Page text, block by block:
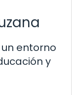
entorno
y